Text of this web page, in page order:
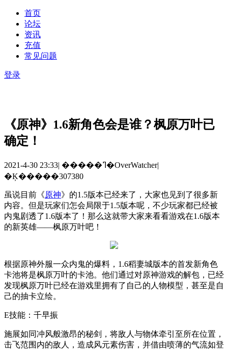
首页
论坛
资讯
充值
常见问题
登录
《原神》1.6新角色会是谁？枫原万叶已
确定！
2021-4-30 23:33| �����ߣ�OverWatcher|
�Ķ�����307380
虽说目前《原神》的1.5版本已经来了，大家也见到了很多新
内容。但是玩家们怎会局限于1.5版本呢，不少玩家都已经被
内鬼剧透了1.6版本了！那么这就带大家来看看游戏在1.6版本
的新英雄——枫原万叶吧！
根据原神外服一众内鬼的爆料， 1.6稻妻城版本的首发新角色
卡池将是枫原万叶的卡池。他们通过对原神游戏的解包，已经
发现枫原万叶已经在游戏里拥有了自己的人物模型，甚至是自
己的抽卡立绘。
E技能：千早振
施展如同冲风般激昂的秘剑，将敌人与物体牵引至所在位置，
击飞范围内的敌人，造成风元素伤害，并借由喷薄的气流如登